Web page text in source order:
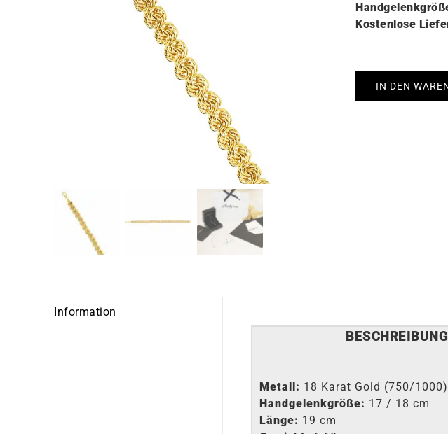
Kostenlose
IN DEN
Information
BESCHREIBUNG
Metall: 18 Karat Gold (750/1000)
Handgelenkgröße: 17 / 18 cm
Länge: 19 cm